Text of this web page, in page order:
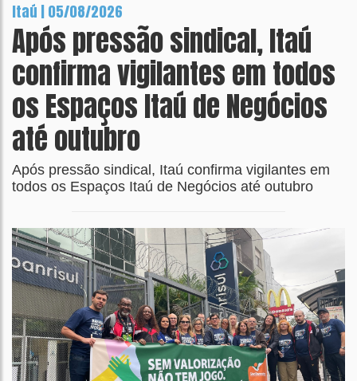
Itaú | 05/08/2026
Após pressão sindical, Itaú
confirma vigilantes em todos
os Espaços Itaú de Negócios
até outubro
Após pressão sindical, Itaú confirma vigilantes em
todos os Espaços Itaú de Negócios até outubro